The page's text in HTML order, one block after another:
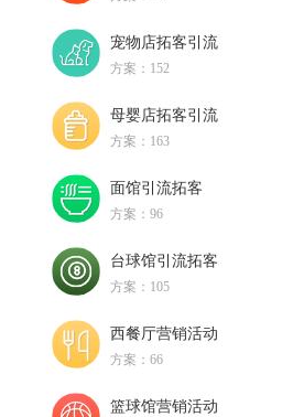
宠物店拓客引流
方案：152
母婴店拓客引流
方案：163
面馆引流拓客
方案：96
台球馆引流拓客
方案：105
西餐厅营销活动
方案：66
篮球馆营销活动